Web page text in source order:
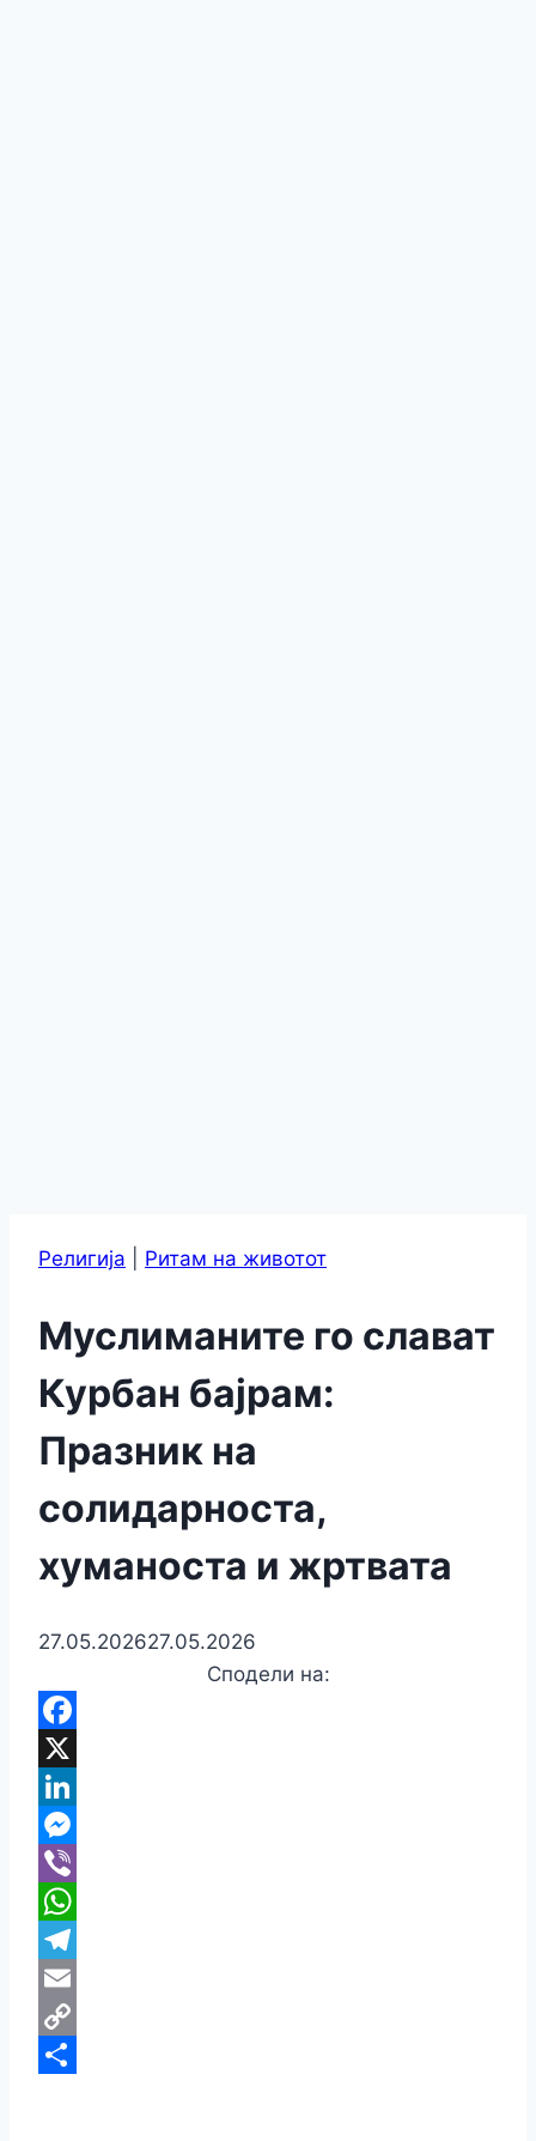
Религија Ритам на животот
Муслиманите го слават
Курбан бајрам:
Празник на
солидарноста,
хуманоста и жртвата
27.05.202627.05.2026
Сподели на: